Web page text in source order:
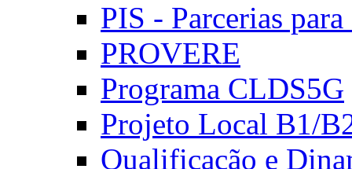
PIS - Parcerias
PROVERE
Programa CLDS5G
Projeto Local B1/
Qualificação e